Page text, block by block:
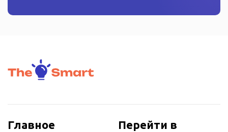
Главное Перейти в